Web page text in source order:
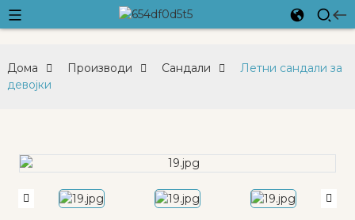
Дома Производи Сандали
Летни сандали за
девојки